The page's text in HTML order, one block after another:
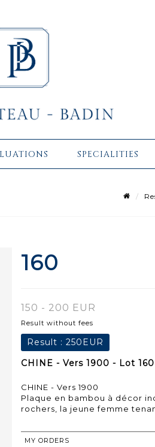
SPECIALITIES
160
150 - 200 EUR
Result without fees
Result : 250EUR
CHINE - Vers 1900 - Lot 160
CHINE - Vers 1900
Plaque en bambou à décor
rochers, la jeune femme
MY ORDERS